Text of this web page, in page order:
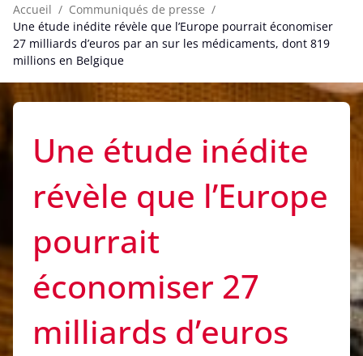
Accueil
Communiqués de presse
Une étude inédite révèle que l’Europe pourrait économiser
27 milliards d’euros par an sur les médicaments, dont 819
millions en Belgique
Une étude inédite
révèle que l’Europe
pourrait
économiser 27
milliards d’euros